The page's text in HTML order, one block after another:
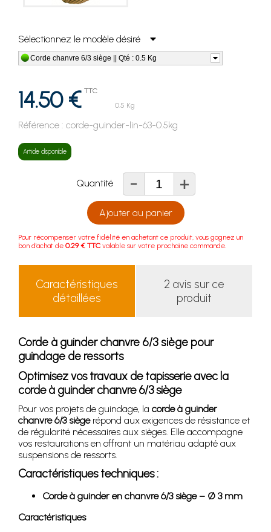
Sélectionnez le modèle désiré
Corde chanvre 6/3 siège || Qté : 0.5 Kg
14.50 € TTC
0.5 Kg
Référence : corde-guinder-lin-63-0.5kg
Article disponible
Quantité - +
Ajouter au panier
Pour récompenser votre fidélité en achetant ce produit, vous gagnez un
bon d'achat de 0.29 € TTC valable sur votre prochaine commande.
Caractéristiques
détaillées
2 avis sur ce
produit
Corde à guinder chanvre 6/3 siège pour
guindage de ressorts
Optimisez vos travaux de tapisserie avec la
corde à guinder chanvre 6/3 siège
Pour vos projets de guindage, la corde à guinder
chanvre 6/3 siègerépond aux exigences de résistance et
de régularité nécessaires aux sièges. Elle accompagne
vos restaurations en offrant un matériau adapté aux
suspensions de ressorts.
Caractéristiques techniques :
Corde à guinder en chanvre 6/3 siège – Ø 3 mm
Caractéristiques